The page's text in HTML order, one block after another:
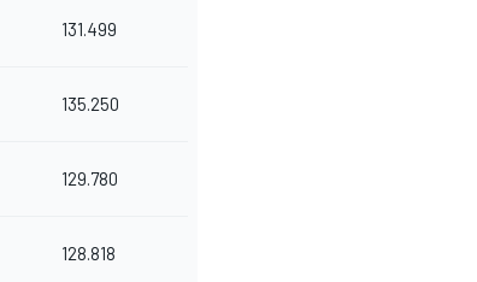
131.499
135.250
129.780
128.818